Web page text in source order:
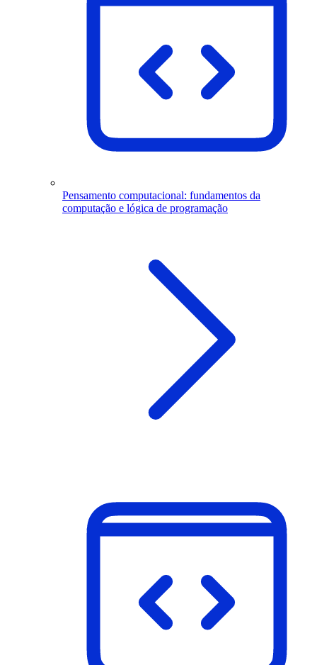
Pensamento computacional: fundamentos da
computação e lógica de programação